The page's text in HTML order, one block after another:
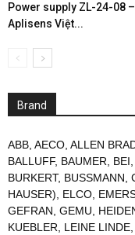
Power supply ZL-24-08 –
Aplisens Việt...
Brand
ABB, AECO, ALLEN
BALLUFF, BAUMER, BEI,
BURKERT, BUSSMANN,
HAUSER), ELCO,
GEFRAN, GEMU,
KUEBLER, LEINE LINDE,